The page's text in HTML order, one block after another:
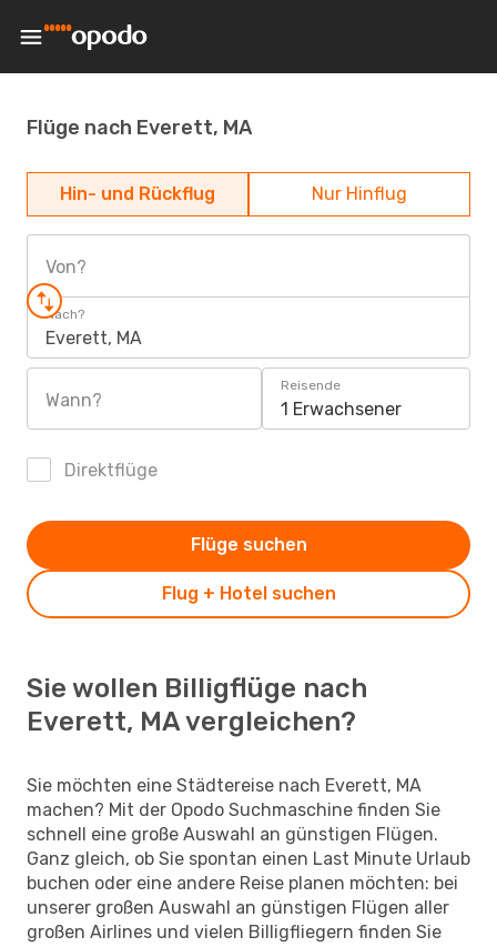
Flüge nach Everett, MA
Hin- und Rückflug Nur Hinflug
Von?
Nach?
Everett, MA
Wann?
Reisende
1 Erwachsener
Direktflüge
Flug + Hotel suchen
Flüge suchen
Sie wollen Billigflüge nach
Everett, MA vergleichen?
Sie möchten eine Städtereise nach Everett, MA
machen? Mit der Opodo Suchmaschine finden Sie
schnell eine große Auswahl an günstigen Flügen.
Ganz gleich, ob Sie spontan einen Last Minute Urlaub
buchen oder eine andere Reise planen möchten: bei
unserer großen Auswahl an günstigen Flügen aller
großen Airlines und vielen Billigfliegern finden Sie